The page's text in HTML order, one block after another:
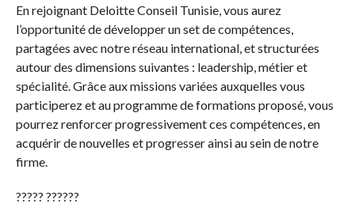
En rejoignant Deloitte Conseil Tunisie, vous aurez
l’opportunité de développer un set de compétences,
partagées avec notre réseau international, et structurées
autour des dimensions suivantes : leadership, métier et
spécialité. Grâce aux missions variées auxquelles vous
participerez et au programme de formations proposé, vous
pourrez renforcer progressivement ces compétences, en
acquérir de nouvelles et progresser ainsi au sein de notre
firme.
????? ??????